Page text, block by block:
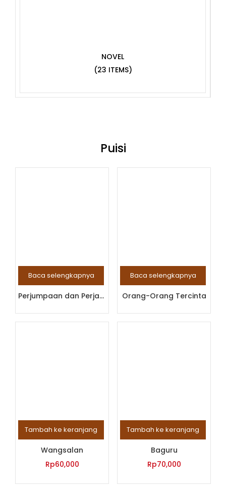
NOVEL
(23 ITEMS)
Puisi
Baca selengkapnya
Perjumpaan dan Perjamuan
Baca selengkapnya
Orang-Orang Tercinta
Tambah ke keranjang
Wangsalan
Rp60,000
Tambah ke keranjang
Baguru
Rp70,000